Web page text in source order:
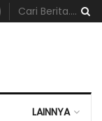
LAINNYA